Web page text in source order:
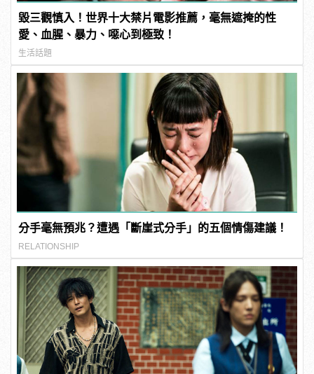
毀三觀慎入！世界十大禁片電影推薦，毫無遮掩的性
愛、血腥、暴力、噁心到極致！
生活話題
分手毫無預兆？遭遇「斷崖式分手」的五個情傷建議！
RELATIONSHIP